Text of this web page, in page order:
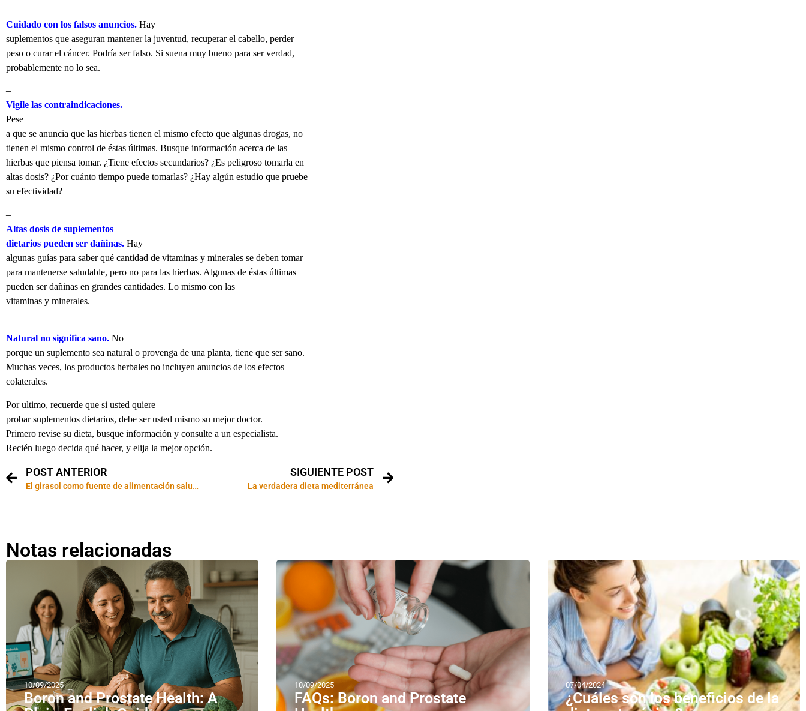
–
Cuidado con los falsos anuncios. Hay
suplementos que aseguran mantener la juventud, recuperar el cabello, perder
peso o curar el cáncer. Podría ser falso. Si suena muy bueno para ser verdad,
probablemente no lo sea.
–
Vigile las contraindicaciones.
Pese
a que se anuncia que las hierbas tienen el mismo efecto que algunas drogas, no
tienen el mismo control de éstas últimas. Busque información acerca de las
hierbas que piensa tomar. ¿Tiene efectos secundarios? ¿Es peligroso tomarla en
altas dosis? ¿Por cuánto tiempo puede tomarlas? ¿Hay algún estudio que pruebe
su efectividad?
–
Altas dosis de suplementos
dietarios pueden ser dañinas. Hay
algunas guías para saber qué cantidad de vitaminas y minerales se deben tomar
para mantenerse saludable, pero no para las hierbas. Algunas de éstas últimas
pueden ser dañinas en grandes cantidades. Lo mismo con las
vitaminas y minerales.
–
Natural no significa sano. No
porque un suplemento sea natural o provenga de una planta, tiene que ser sano.
Muchas veces, los productos herbales no incluyen anuncios de los efectos
colaterales.
Por ultimo, recuerde que si usted quiere
probar suplementos dietarios, debe ser usted mismo su mejor doctor.
Primero revise su dieta, busque información y consulte a un especialista.
Recién luego decida qué hacer, y elija la mejor opción.
POST ANTERIOR
El girasol como fuente de alimentación saludable
SIGUIENTE POST
La verdadera dieta mediterránea
Notas relacionadas
10/09/2025
Boron and Prostate Health: A
10/09/2025
FAQs: Boron and Prostate
07/04/2024
¿Cuáles son los beneficios de la